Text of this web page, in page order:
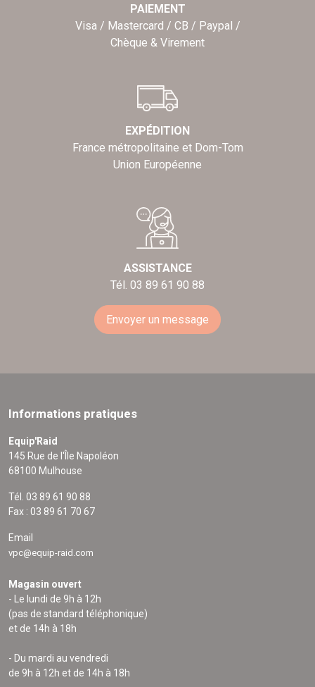
PAIEMENT
Visa / Mastercard / CB / Paypal /
Chèque & Virement
EXPÉDITION
France métropolitaine et Dom-Tom
Union Européenne
ASSISTANCE
Tél. 03 89 61 90 88
Envoyer un message
Informations pratiques
Equip'Raid
145 Rue de l'Île Napoléon
68100 Mulhouse
Tél. 03 89 61 90 88
Fax : 03 89 61 70 67
Email
vpc@equip-raid.com
Magasin ouvert
- Le lundi de 9h à 12h
(pas de standard téléphonique)
et de 14h à 18h
- Du mardi au vendredi
de 9h à 12h et de 14h à 18h